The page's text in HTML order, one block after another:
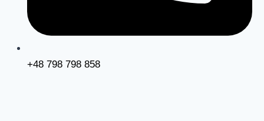
+48 798 798 858